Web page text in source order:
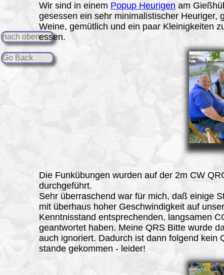
nach oben
Go Back
Wir sind in einem Popup Heurigen am
gesessen ein sehr minimalistischer Heuriger,
Weine, gemütlich und ein paar Kleinigkeiten
essen.
Die Funkübungen wurden auf der 2m CW
durchgeführt.
Sehr überraschend war für mich, daß einige
mit überhaus hoher Geschwindigkeit auf
Kenntnisstand entsprechenden, langsamen
geantwortet haben. Meine QRS Bitte wurde
auch ignoriert. Dadurch ist dann folgend kein
stande gekommen - leider!